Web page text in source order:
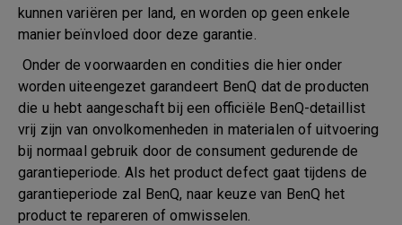
kunnen variëren per land, en worden op geen enkele
manier beïnvloed door deze garantie.
Onder de voorwaarden en condities die hier onder
worden uiteengezet garandeert BenQ dat de producten
die u hebt aangeschaft bij een officiële BenQ-detaillist
vrij zijn van onvolkomenheden in materialen of uitvoering
bij normaal gebruik door de consument gedurende de
garantieperiode. Als het product defect gaat tijdens de
garantieperiode zal BenQ, naar keuze van BenQ het
product te repareren of omwisselen.